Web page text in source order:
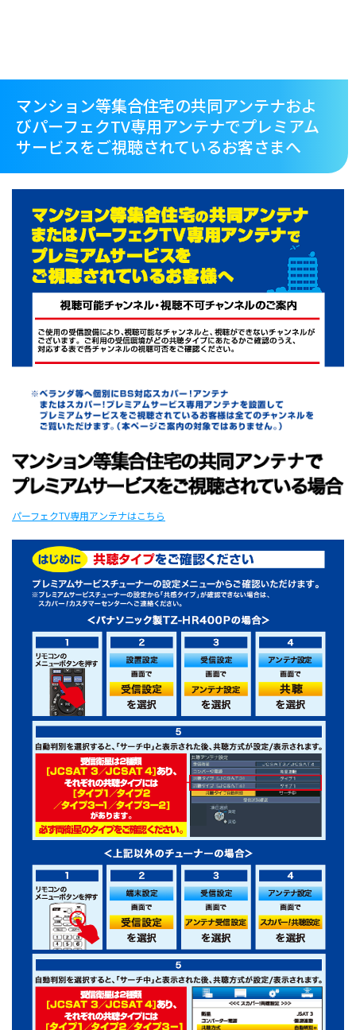
マンション等集合住宅の共同アンテナおよ
びパーフェクTV専用アンテナでプレミアム
サービスをご視聴されているお客さまへ
パーフェクTV専用アンテナはこちら